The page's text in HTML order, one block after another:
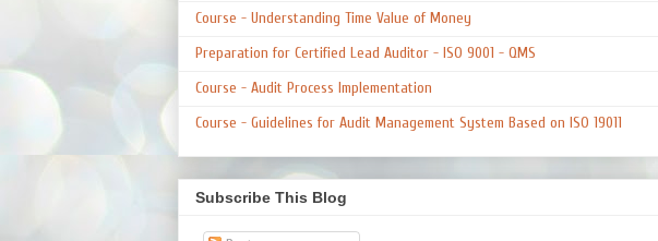
Course - Understanding Time Value of Money
Preparation for Certified Lead Auditor - ISO 9001 - QMS
Course - Audit Process Implementation
Course - Guidelines for Audit Management System Based on ISO 19011
Subscribe This Blog